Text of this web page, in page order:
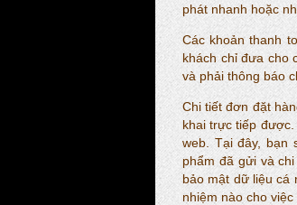
phát nhanh hoặc
Các khoản thanh
khách chỉ đưa cho
và phải thông báo
Chi tiết đơn đặt
khai trực tiếp
web. Tại đây, bạn
phẩm đã gửi và
bảo mật dữ liệu cá
nhiệm nào cho